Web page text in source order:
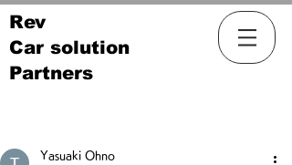
Rev
Car solution
Partners
Yasuaki Ohno